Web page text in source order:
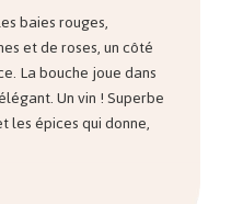
baies rouges,
et de roses, un côté
La bouche joue dans
Un vin ! Superbe
les épices qui donne,